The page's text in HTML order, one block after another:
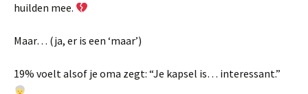
huilden mee.
Maar… (ja, er is een ‘maar’)
19% voelt alsof je oma zegt: “Je kapsel is… interessant.”